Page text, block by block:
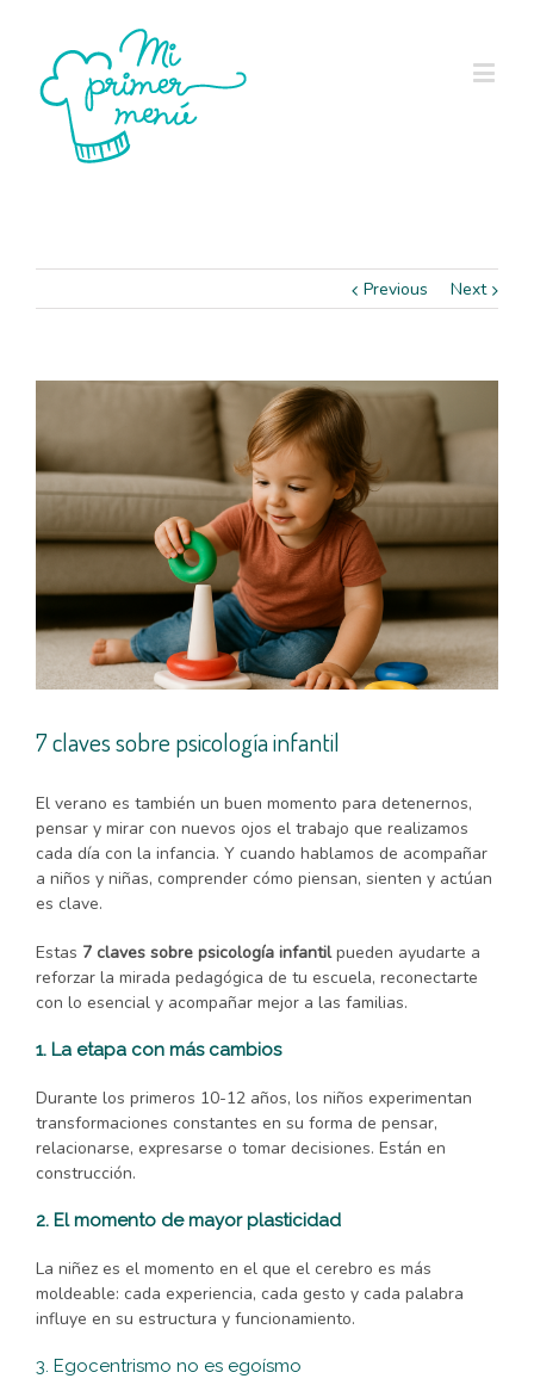
Previous Next
Image
7 claves sobre psicología infantil
El verano es también un buen momento para detenernos,
pensar y mirar con nuevos ojos el trabajo que realizamos
cada día con la infancia. Y cuando hablamos de acompañar
a niños y niñas, comprender cómo piensan, sienten y actúan
es clave.
Estas 7 claves sobre psicología infantilpueden ayudarte a
reforzar la mirada pedagógica de tu escuela, reconectarte
con lo esencial y acompañar mejor a las familias.
1. La etapa con más cambios
Durante los primeros 10-12 años, los niños experimentan
transformaciones constantes en su forma de pensar,
relacionarse, expresarse o tomar decisiones. Están en
construcción.
2. El momento de mayor plasticidad
La niñez es el momento en el que el cerebro es más
moldeable: cada experiencia, cada gesto y cada palabra
influye en su estructura y funcionamiento.
3. Egocentrismo no es egoísmo